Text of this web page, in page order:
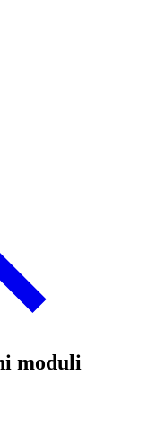
moduli